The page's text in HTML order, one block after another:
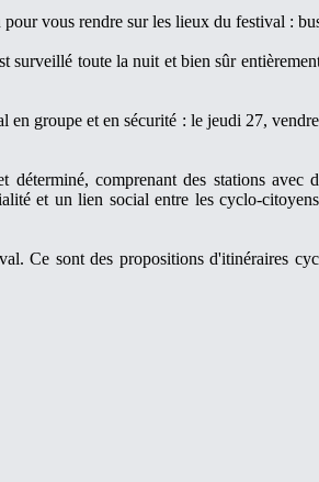
vous rendre sur les lieux du festival :
toute la nuit et bien sûr
groupe et en sécurité : le jeudi 27,
comprenant des stations avec
et un lien social entre les cyclo-
Ce sont des propositions d'itinéraires